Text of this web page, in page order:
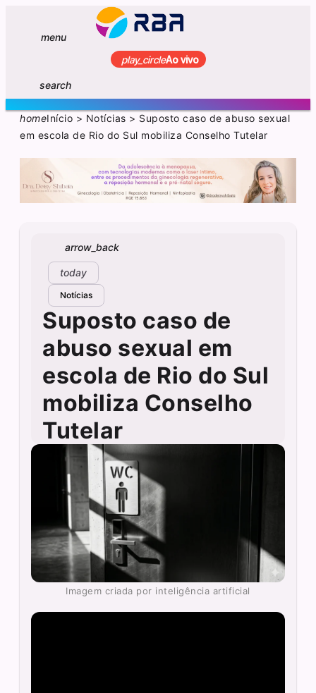
menu
play_circleAo vivo
search
homeInício > Notícias > Suposto caso de abuso sexual
em escola de Rio do Sul mobiliza Conselho Tutelar
arrow_back
today
Notícias
Suposto caso de
abuso sexual em
escola de Rio do Sul
mobiliza Conselho
Tutelar
Imagem criada por inteligência artificial